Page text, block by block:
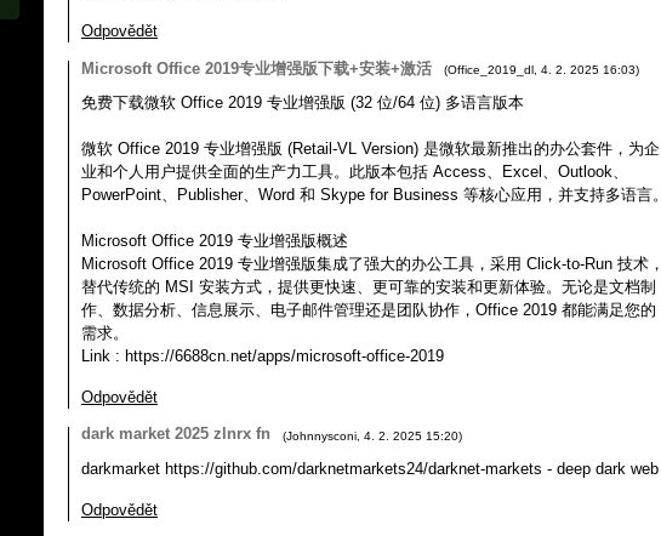
Odpovědět
Microsoft Office 2019专业增强版下载+安装+激活 (Office_2019_dl 4. 2. 2025 16:03)
免费下载微软 Office 2019 专业增强版 (32 位/64 位) 多语言版本
微软 Office 2019 专业增强版 (Retail-VL Version) 是微软最新推出的办公套件，为企
业和个人用户提供全面的生产力工具。此版本包括 Access、Excel、Outlook、
PowerPoint、Publisher、Word 和 Skype for Business 等核心应用，并支持多语言。
Microsoft Office 2019 专业增强版概述
Microsoft Office 2019 专业增强版集成了强大的办公工具，采用 Click-to-Run 技术，
替代传统的 MSI 安装方式，提供更快速、更可靠的安装和更新体验。无论是文档制
作、数据分析、信息展示、电子邮件管理还是团队协作，Office 2019 都能满足您的
需求。
Link : https://6688cn.net/apps/microsoft-office-2019
Odpovědět
dark market 2025 zlnrx fn
(Johnnysconi 4. 2. 2025 15:20)
darkmarket https://github.com/darknetmarkets24/darknet-markets - deep dark web
Odpovědět